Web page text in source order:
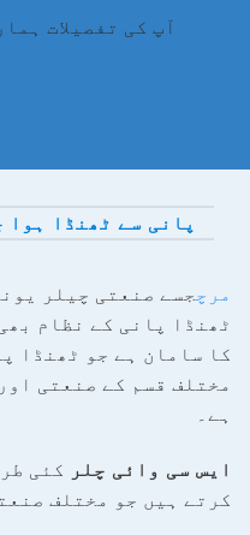
پانی سے ٹھنڈا ہوا
مرچجسے صنعتی چیلر
ٹھنڈا پانی کے نظام
کا سامان ہے جو ٹھنڈا
مختلف قسم کے صنعتی
ہے۔
ایس سی وائی چلر کئی
کرتے ہیں جو مختلف